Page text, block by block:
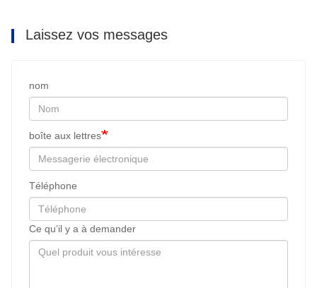
Laissez vos messages
nom
boîte aux lettres
Téléphone
Ce qu’il y a à demander